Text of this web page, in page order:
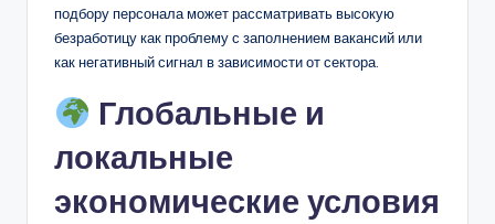
подбору персонала может рассматривать высокую
безработицу как проблему с заполнением вакансий или
как негативный сигнал в зависимости от сектора.
Глобальные и
локальные
экономические условия